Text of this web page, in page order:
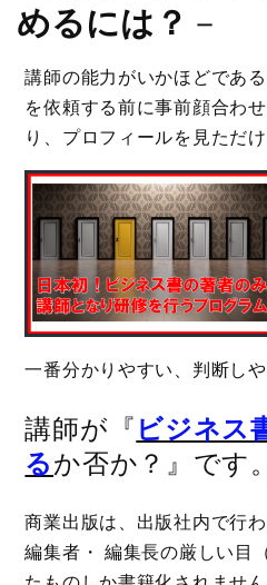
めるには？ －
講師の能力がいかほどであ
を依頼する前に事前顔合わ
り、プロフィールを見ただ
一番分かりやすい、判断し
講師が『 ビジネス
るか否か？』です。
商業出版は、出版社内で行
編集者・ 編集長の厳しい目